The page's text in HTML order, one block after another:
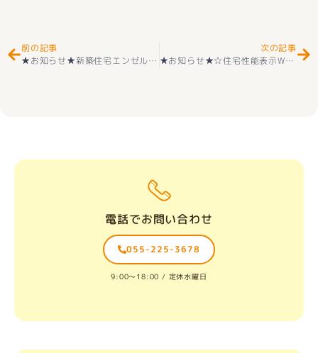
前の記事
★お知らせ★新築住宅エンゼルハウス甲府市蓬沢町① インナーバルコニー付き＋オール電化(^^♪ 好評販売中(^^♪
次の記事
★お知らせ★☆住宅性能表示W取得☆ 新築一戸建て 南アルプス市桃園 １号棟 2階建 4ＬＤＫ ＋カースペース３台 外構付き 耐震等級３＋長期優良住宅取得 櫛形北小学区＋若草中学区 価格3390万円
電話でお問い合わせ
055-225-3678
9:00〜18:00 / 定休水曜日